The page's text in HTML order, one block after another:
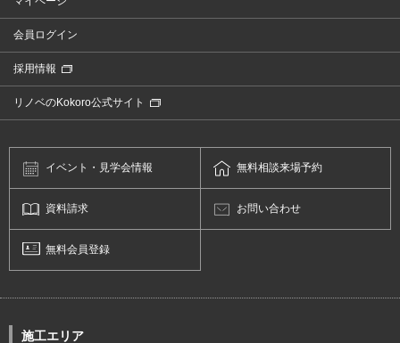
会員ログイン
採用情報
リノベのKokoro公式サイト
イベント・ 見学会情報 無料相談来場予約
資料請求 お問い合わせ
無料会員登録
施工エリア